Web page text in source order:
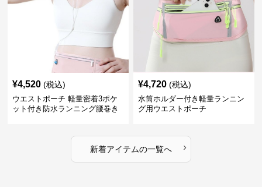
¥4,520 (税込)
ウエストポーチ 軽量密着3ポケ
ット付き防水ランニング腰巻き
¥4,720 (税込)
水筒ホルダー付き軽量ランニン
グ用ウエストポーチ
新着アイテムの一覧へ ›